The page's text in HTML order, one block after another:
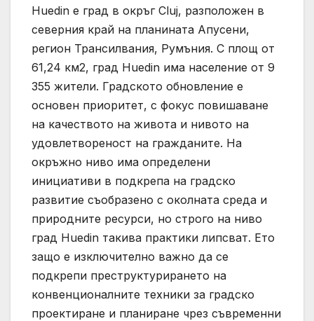
Huedin е град в окръг Cluj, разположен в
северния край на планината Апусени,
регион Трансилвания, Румъния. С площ от
61,24 км2, град Huedin има население от 9
355 жители. Градското обновление е
основен приоритет, с фокус повишаване
на качеството на живота и нивото на
удовлетвореност на гражданите. На
окръжно ниво има определени
инициативи в подкрепа на градско
развитие съобразено с околната среда и
природните ресурси, но строго на ниво
град Huedin такива практики липсват. Ето
защо е изключително важно да се
подкрепи преструктурирането на
конвенционалните техники за градско
проектиране и планиране чрез съвременни